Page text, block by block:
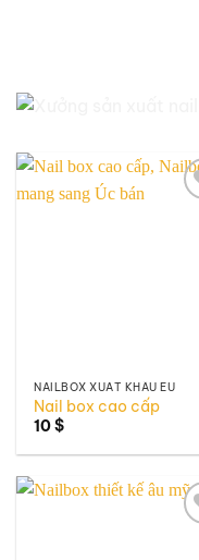
NAILBOX XUẤT KHẨU EU
Nail box cao cấp
10$